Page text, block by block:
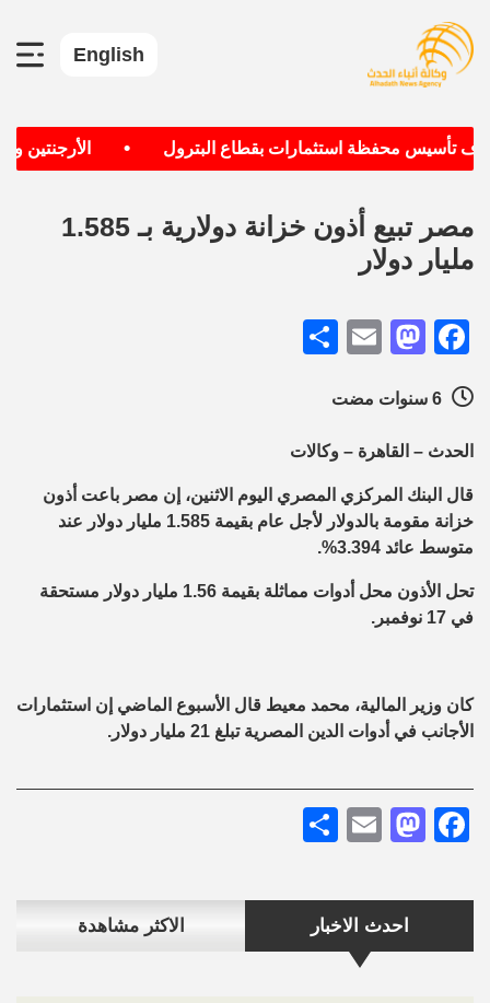
English
تأسيس محفظة استثمارات بقطاع البترول الأرجنتين
احدث الاخبار الاكثر مشاهدة
مصر تبيع أذون خزانة دولارية بـ 1.585
مليار دولار
Facebook
Mastodon
Email
الحدث – القاهرة – وكالات
قال البنك المركزي المصري اليوم الاثنين، إن مصر باعت أذون
خزانة مقومة بالدولار لأجل عام بقيمة 1.585 مليار دولار عند
متوسط عائد 3.394%.
تحل الأذون محل أدوات مماثلة بقيمة 1.56 مليار دولار مستحقة
في 17 نوفمبر.
كان وزير المالية، محمد معيط قال الأسبوع الماضي إن استثمارات
الأجانب في أدوات الدين المصرية تبلغ 21 مليار دولار.
Facebook
Mastodon
Email